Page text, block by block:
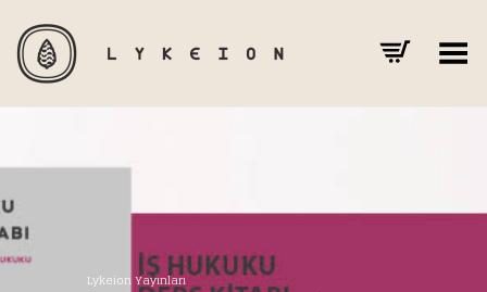
Toggle Menu
Lykeion Yayınları